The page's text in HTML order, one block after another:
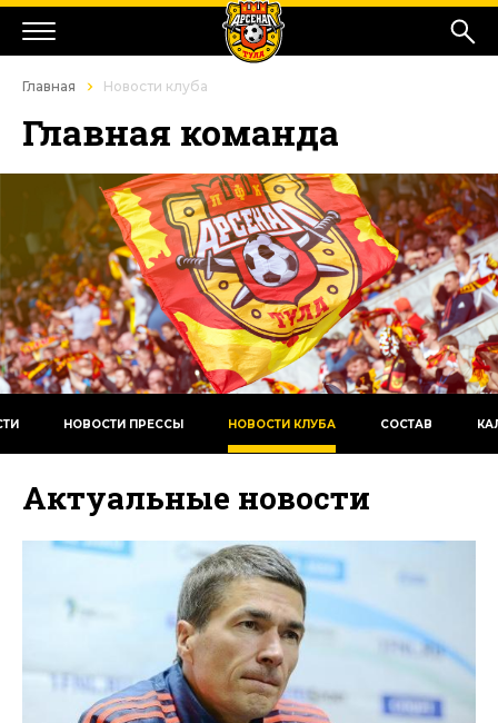
Главная Новости клуба
Главная команда
НОВОСТИ ПРЕССЫ НОВОСТИ КЛУБА СОСТАВ
Актуальные новости